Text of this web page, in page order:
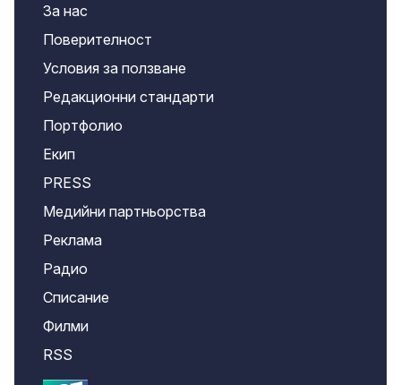
За нас
Поверителност
Условия за ползване
Редакционни стандарти
Портфолио
Екип
PRESS
Медийни партньорства
Реклама
Радио
Списание
Филми
RSS